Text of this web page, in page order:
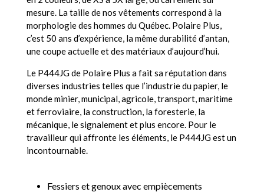
mesure. La taille de nos vêtements correspond à la
morphologie des hommes du Québec. Polaire Plus,
c’est 50 ans d’expérience, la même durabilité d’antan,
une coupe actuelle et des matériaux d’aujourd’hui.
Le P444JG de Polaire Plus a fait sa réputation dans
diverses industries telles que l’industrie du papier, le
monde minier, municipal, agricole, transport, maritime
et ferroviaire, la construction, la foresterie, la
mécanique, le signalement et plus encore. Pour le
travailleur qui affronte les éléments, le P444JG est un
incontournable.
Fessiers et genoux avec empiècements